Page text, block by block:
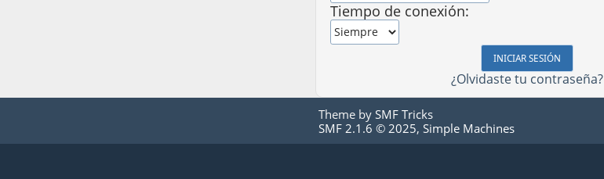
Tiempo de conexión:
¿Olvidaste tu contraseña?
Theme by SMF Tricks
SMF 2.1.6 © 2025, Simple Machines